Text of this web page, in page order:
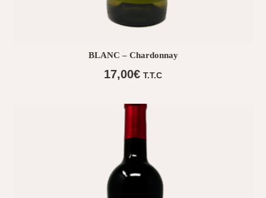
BLANC – Chardonnay
17,00€ T.T.C